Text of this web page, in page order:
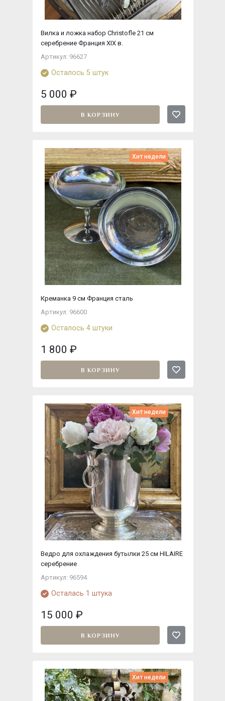
Вилка и ложка набор Christofle 21 см
серебрение Франция XIX в.
Артикул: 96627
Осталось 5 штук
5 000 ₽
В КОРЗИНУ
Хит недели
Креманка 9 см Франция сталь
Артикул: 96600
Осталось 4 штуки
1 800 ₽
В КОРЗИНУ
Хит недели
Ведро для охлаждения бутылки 25 см HILAIRE
серебрение
Артикул: 96594
Осталась 1 штука
15 000 ₽
В КОРЗИНУ
Хит недели